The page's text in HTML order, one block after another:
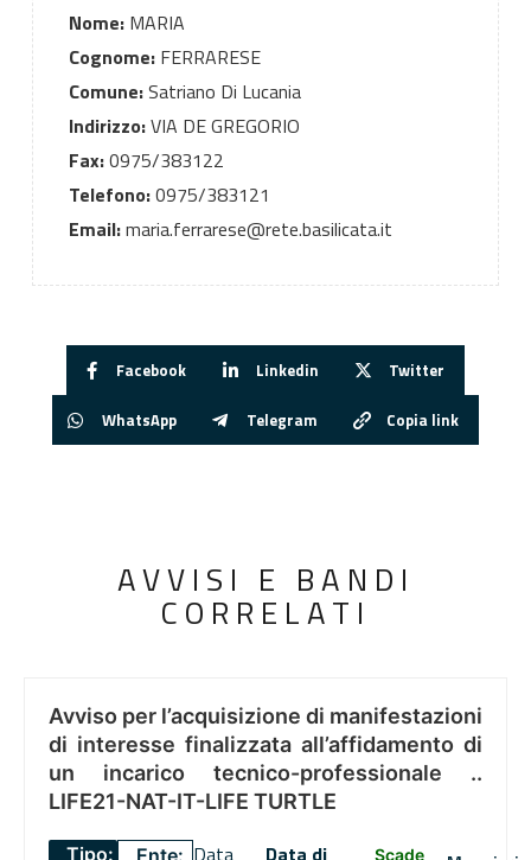
Nome:MARIA
Cognome:FERRARESE
Comune:Satriano Di Lucania
Indirizzo:VIA DE GREGORIO
Fax:0975/383122
Telefono:0975/383121
Email:maria.ferrarese@rete.basilicata.it
Facebook Linkedin Twitter
WhatsApp Telegram Copia link
AVVISI E BANDI
CORRELATI
Avviso per l’acquisizione di manifestazioni
di interesse finalizzata all’affidamento di
un incarico tecnico-professionale ..
LIFE21-NAT-IT-LIFE TURTLE
Tipo: Scade